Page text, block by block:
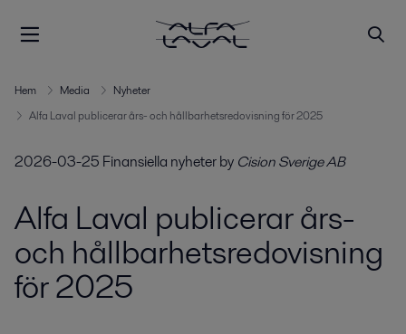
Hem Media
Nyheter
Alfa Laval publicerar års- och hållbarhetsredovisning för 2025
2026-03-25 Finansiella nyheterby Cision Sverige AB
Alfa Laval publicerar års-
och hållbarhetsredovisning
för 2025